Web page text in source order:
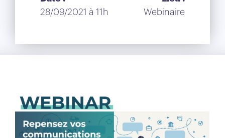
28/09/2021 à 11h
Webinaire